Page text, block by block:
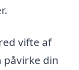
vifte af
påvirke din